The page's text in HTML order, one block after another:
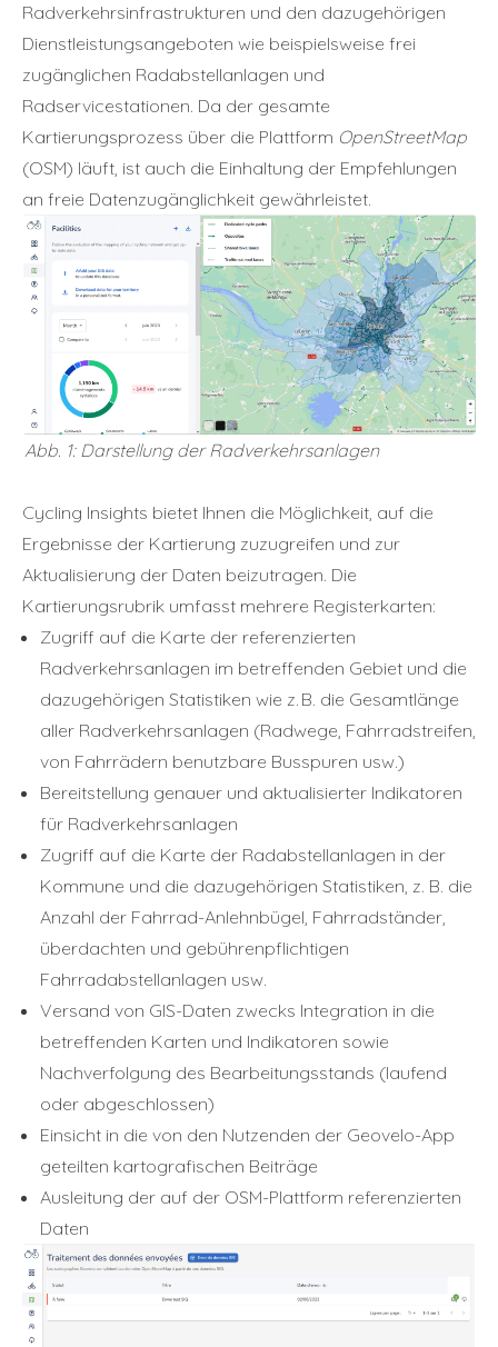
Radverkehrsinfrastrukturen und den dazugehörigen
Dienstleistungsangeboten wie beispielsweise frei
zugänglichen Radabstellanlagen und
Radservicestationen. Da der gesamte
Kartierungsprozess über die Plattform OpenStreetMap
(OSM) läuft, ist auch die Einhaltung der Empfehlungen
an freie Datenzugänglichkeit gewährleistet.
Abb. 1: Darstellung der Radverkehrsanlagen
Cycling Insights bietet Ihnen die Möglichkeit, auf die
Ergebnisse der Kartierung zuzugreifen und zur
Aktualisierung der Daten beizutragen. Die
Kartierungsrubrik umfasst mehrere Registerkarten:
Zugriff auf die Karte der referenzierten
Radverkehrsanlagen im betreffenden Gebiet und die
dazugehörigen Statistiken wie z. B. die Gesamtlänge
aller Radverkehrsanlagen (Radwege, Fahrradstreifen,
von Fahrrädern benutzbare Busspuren usw.)
Bereitstellung genauer und aktualisierter Indikatoren
für Radverkehrsanlagen
Zugriff auf die Karte der Radabstellanlagen in der
Kommune und die dazugehörigen Statistiken, z. B. die
Anzahl der Fahrrad-Anlehnbügel, Fahrradständer,
überdachten und gebührenpflichtigen
Fahrradabstellanlagen usw.
Versand von GIS-Daten zwecks Integration in die
betreffenden Karten und Indikatoren sowie
Nachverfolgung des Bearbeitungsstands (laufend
oder abgeschlossen)
Einsicht in die von den Nutzenden der Geovelo-App
geteilten kartografischen Beiträge
Ausleitung der auf der OSM-Plattform referenzierten
Daten